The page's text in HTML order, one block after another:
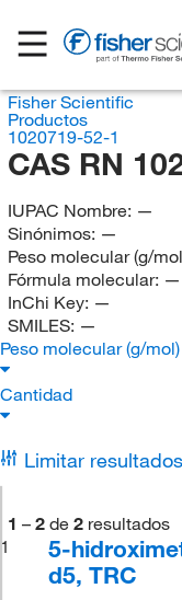
Fisher Scientific
Productos
1020719-52-1
CAS RN
IUPAC Nombre: —
Sinónimos: —
Peso molecular (g/
Fórmula molecular: —
InChi Key: —
SMILES: —
Peso molecular (g/mol)
Cantidad
Limitar resultados
1 – 2 de 2 resultados
1
5-
d5, TRC